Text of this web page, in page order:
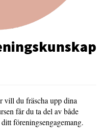
vill du fräscha upp dina
får du ta del av både
föreningsengagemang.